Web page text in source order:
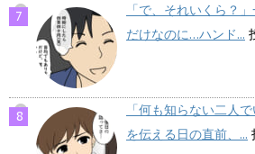
「で、それいくら？
だけなのに…ハンド...
「何も知らない二人
を伝える日の直前、...